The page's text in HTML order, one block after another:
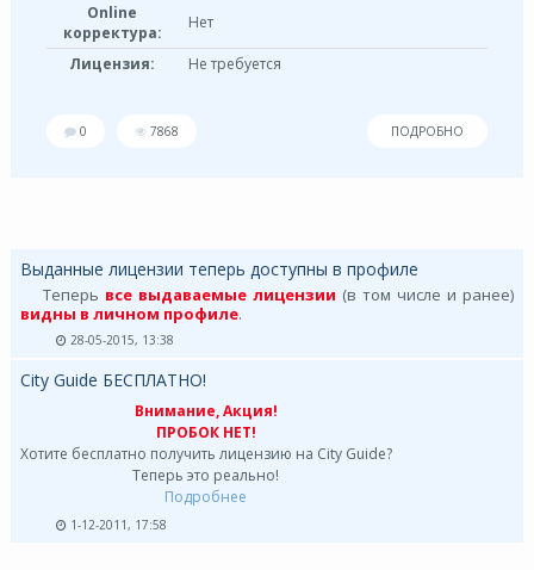
Online
корректура:
Нет
Лицензия: Не требуется
0 7868 ПОДРОБНО
Выданные лицензии теперь доступны в профиле
Теперь все выдаваемые лицензии (в том числе и ранее)
видны в личном профиле.
28-05-2015, 13:38
City Guide БЕСПЛАТНО!
Внимание, Акция!
ПРОБОК НЕТ!
Хотите бесплатно получить лицензию на City Guide?
Теперь это реально!
Подробнее
1-12-2011, 17:58